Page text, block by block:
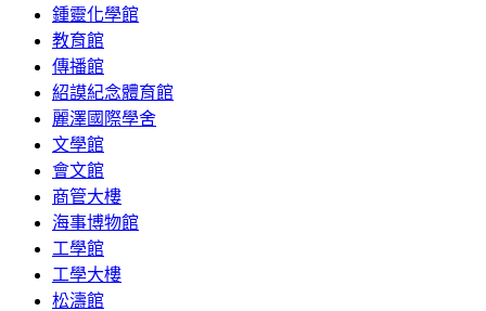
鍾靈化學館
教育館
傳播館
紹謨紀念體育館
麗澤國際學舍
文學館
會文館
商管大樓
海事博物館
工學館
工學大樓
松濤館